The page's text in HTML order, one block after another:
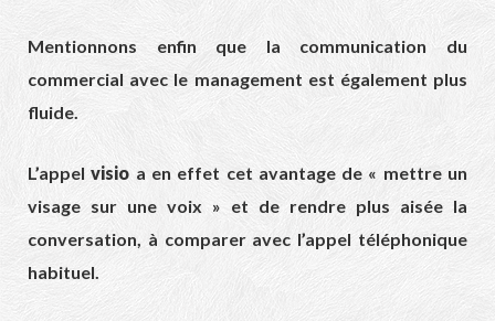
Mentionnons enfin que la communication du
commercial avec le management est également plus
fluide.
L’appelvisio a en effet cet avantage de « mettre un
visage sur une voix » et de rendre plus aisée la
conversation, à comparer avec l’appel téléphonique
habituel.